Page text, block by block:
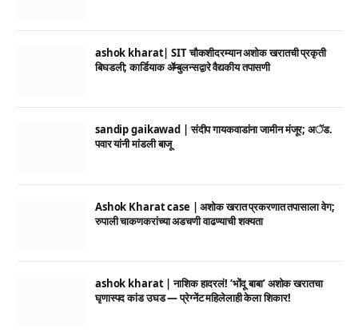
ashok kharat| SIT चौकशीदरम्यान अशोक खरातची प्रकृती
बिघडली; कार्डियाक ॲम्बुलन्सद्वारे वैद्यकीय तपासणी
sandip gaikawad | संदीप गायकवाडांना जामीन मंजूर; अॅड.
पवार यांनी मांडली बाजू
Ashok Kharat case | अशोक खरात प्रकरणात तपासाला वेग;
रुपाली चाकणकरांच्या अडचणी वाढण्याची शक्यता
ashok kharat | नाशिक हादरलं! ‘भोंदू बाबा’ अशोक खरातचा
घृणास्पद कांड उघड — प्रेग्नेंट महिलेलाही केला शिकार!